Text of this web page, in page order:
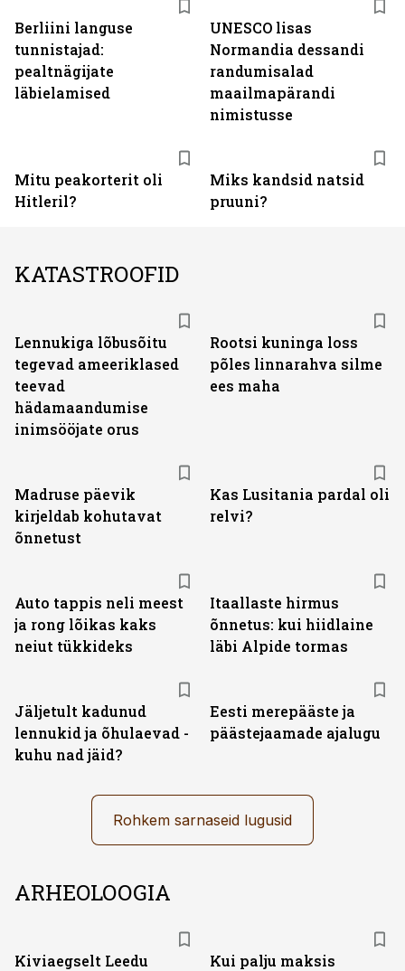
Berliini languse
tunnistajad:
pealtnägijate
läbielamised
UNESCO lisas
Normandia dessandi
randumisalad
maailmapärandi
nimistusse
Mitu peakorterit oli
Hitleril?
Miks kandsid natsid
pruuni?
KATASTROOFID
Lennukiga lõbusõitu
tegevad ameeriklased
teevad
hädamaandumise
inimsööjate orus
Rootsi kuninga loss
põles linnarahva silme
ees maha
Madruse päevik
kirjeldab kohutavat
õnnetust
Kas Lusitania pardal oli
relvi?
Auto tappis neli meest
ja rong lõikas kaks
neiut tükkideks
Itaallaste hirmus
õnnetus: kui hiidlaine
läbi Alpide tormas
Jäljetult kadunud
lennukid ja õhulaevad -
kuhu nad jäid?
Eesti merepääste ja
päästejaamade ajalugu
Rohkem sarnaseid lugusid
ARHEOLOOGIA
Kiviaegselt Leedu
Kui palju maksis